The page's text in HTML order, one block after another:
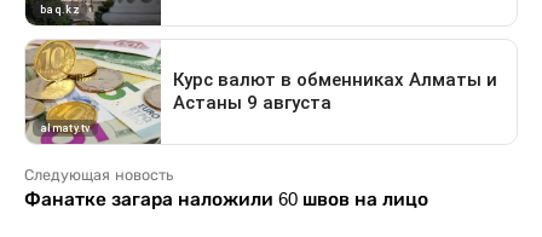
Следующая новость
Фанатке загара наложили 60 швов на лицо